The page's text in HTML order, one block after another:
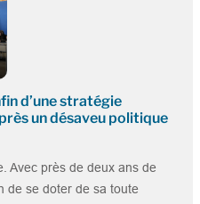
d’une stratégie
un désaveu politique
Avec près de deux ans de
de se doter de sa toute